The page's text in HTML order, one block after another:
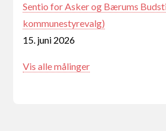
Sentio for Asker og Bærums
kommunestyrevalg)
15. juni 2026
Vis alle målinger